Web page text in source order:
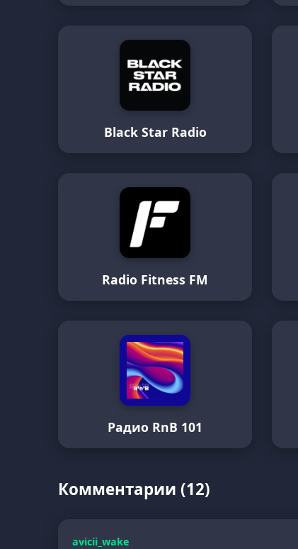
Black Star Radio
Radio Fitness FM
Радио RnB 101
Комментарии (12)
avicii_wake